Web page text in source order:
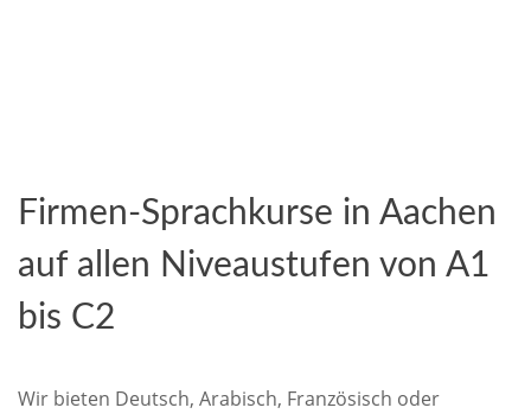
Firmen-Sprachkurse in Aachen
auf allen Niveaustufen von A1
bis C2
Wir bieten Deutsch, Arabisch, Französisch oder